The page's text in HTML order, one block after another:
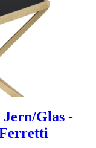
Glas -